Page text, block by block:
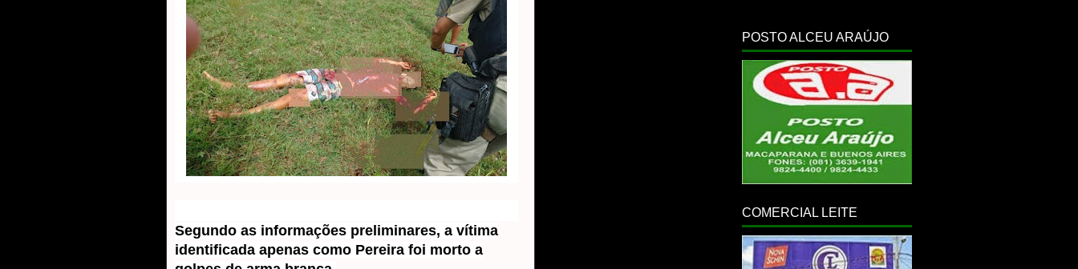
Segundo as informações preliminares, a vítima
identificada apenas como Pereira foi morto a
POSTO ALCEU ARAÚJO
COMERCIAL LEITE